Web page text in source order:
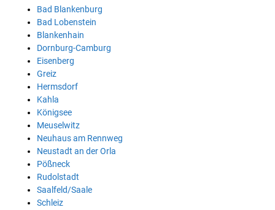
Bad Blankenburg
Bad Lobenstein
Blankenhain
Dornburg-Camburg
Eisenberg
Greiz
Hermsdorf
Kahla
Königsee
Meuselwitz
Neuhaus am Rennweg
Neustadt an der Orla
Pößneck
Rudolstadt
Saalfeld/Saale
Schleiz